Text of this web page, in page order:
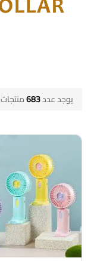
يوجد عدد683منتجات